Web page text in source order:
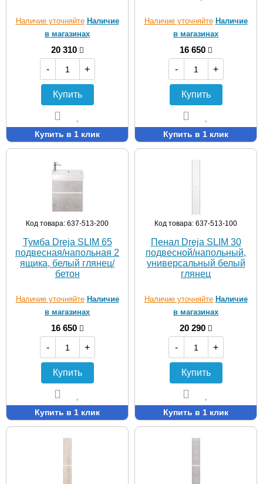
Наличие уточняйте Наличие
в магазинах
20 310
-
+
Купить
Купить в 1 клик
Наличие уточняйте Наличие
в магазинах
16 650
-
+
Купить
Купить в 1 клик
Код товара: 637-513-200
Тумба Dreja SLIM 65
подвесная/напольная 2
ящика, белый глянец/
бетон
Наличие уточняйте Наличие
в магазинах
16 650
-
+
Купить
Купить в 1 клик
Код товара: 637-513-100
Пенал Dreja SLIM 30
подвесной/напольный,
универсальный белый
глянец
Наличие уточняйте Наличие
в магазинах
20 290
-
+
Купить
Купить в 1 клик